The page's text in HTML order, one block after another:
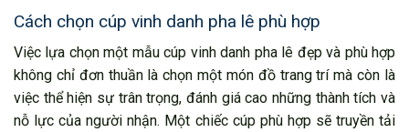
Cách chọn cúp vinh danh pha lê phù hợp
Việc lựa chọn một mẫu cúp vinh danh pha lê đẹp và phù hợp
không chỉ đơn thuần là chọn một món đồ trang trí mà còn là
việc thể hiện sự trân trọng, đánh giá cao những thành tích và
nỗ lực của người nhận. Một chiếc cúp phù hợp sẽ truyền tải